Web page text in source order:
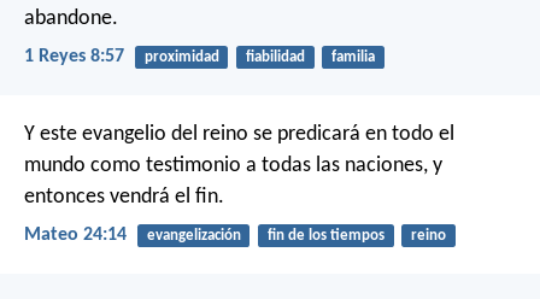
abandone.
1 Reyes 8:57 proximidad fiabilidad familia
Y este evangelio del reino se predicará en todo el
mundo como testimonio a todas las naciones, y
entonces vendrá el fin.
Mateo 24:14 evangelización fin de los tiempos reino